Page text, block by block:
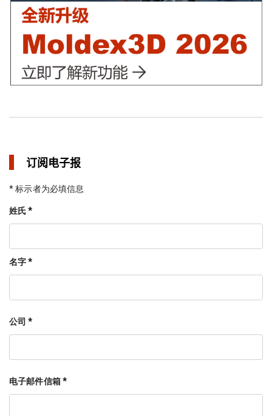
订阅电子报
* 标示者为必填信息
姓氏 *
名字 *
公司 *
电子邮件信箱 *